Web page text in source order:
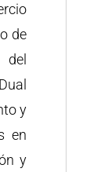
de
y
en
y